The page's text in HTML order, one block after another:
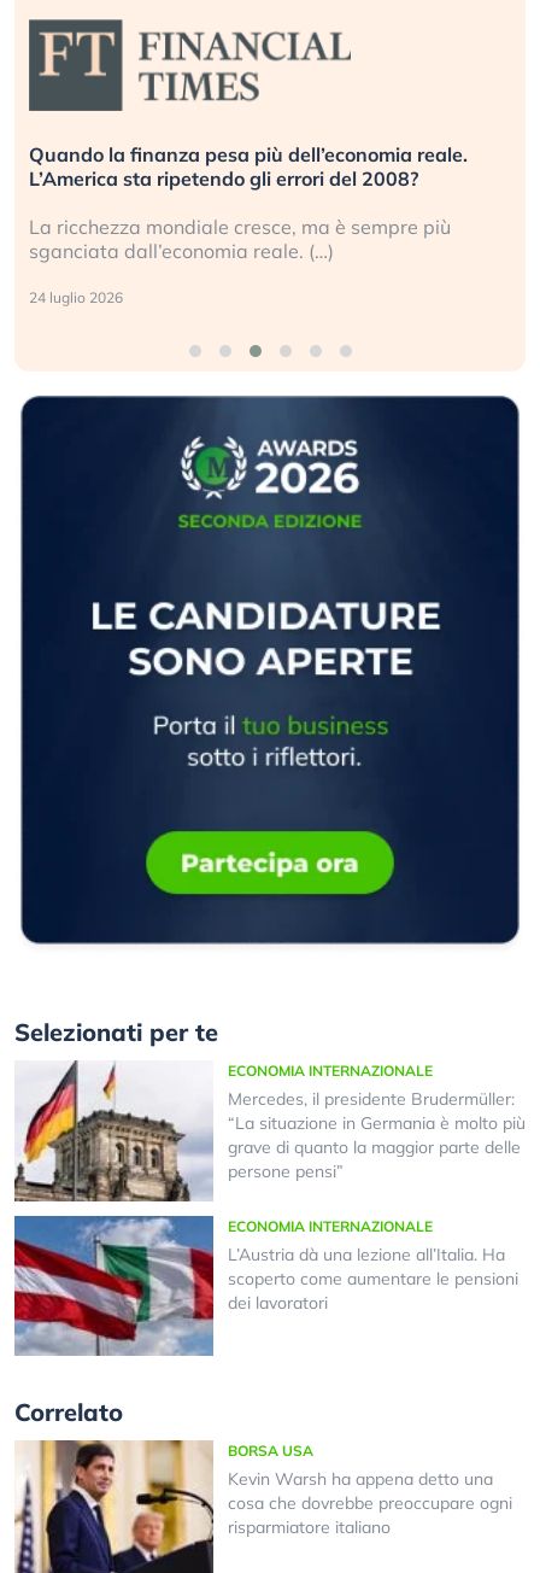
Quando la finanza pesa più dell’economia reale.
L’America sta ripetendo gli errori del 2008?
La ricchezza mondiale cresce, ma è sempre più
sganciata dall’economia reale. (…)
24 luglio 2026
Selezionati per te
ECONOMIA INTERNAZIONALE
Mercedes, il presidente Brudermüller:
“La situazione in Germania è molto più
grave di quanto la maggior parte delle
persone pensi”
ECONOMIA INTERNAZIONALE
L’Austria dà una lezione all’Italia. Ha
scoperto come aumentare le pensioni
dei lavoratori
Correlato
BORSA USA
Kevin Warsh ha appena detto una
cosa che dovrebbe preoccupare ogni
risparmiatore italiano